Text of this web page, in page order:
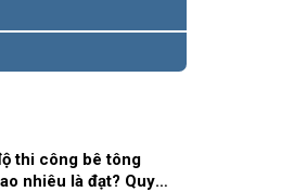
thi công bê tông
nhiêu là đạt? Quy